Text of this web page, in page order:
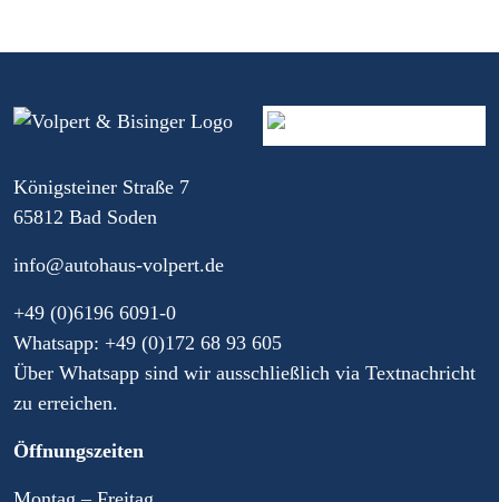
Königsteiner Straße 7
65812 Bad Soden
info@autohaus-volpert.de
+49 (0)6196 6091-0
Whatsapp: +49 (0)172 68 93 605
Über Whatsapp sind wir ausschließlich via Textnachricht
zu erreichen.
Öffnungszeiten